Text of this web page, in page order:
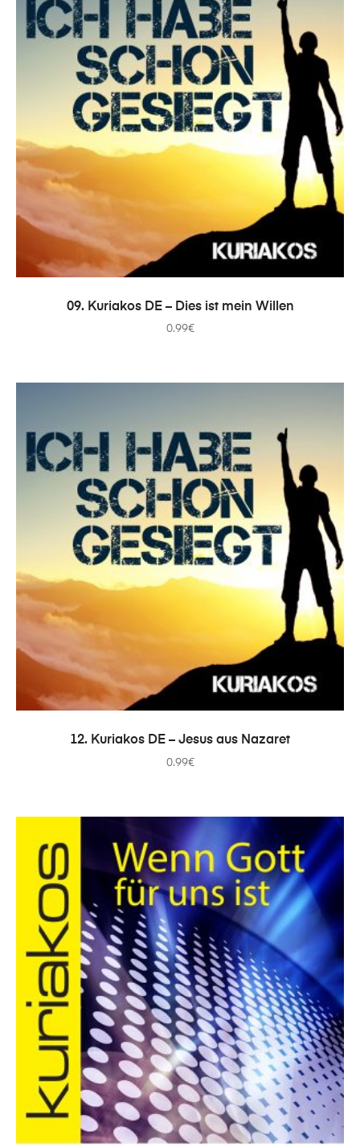
ADICIONAR
09. Kuriakos DE – Dies ist mein Willen
0.99€
ADICIONAR
12. Kuriakos DE – Jesus aus Nazaret
0.99€